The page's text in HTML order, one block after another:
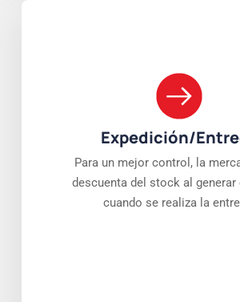
Expedición/
Para un mejor control, la
descuenta del stock al generar
cuando se realiza la